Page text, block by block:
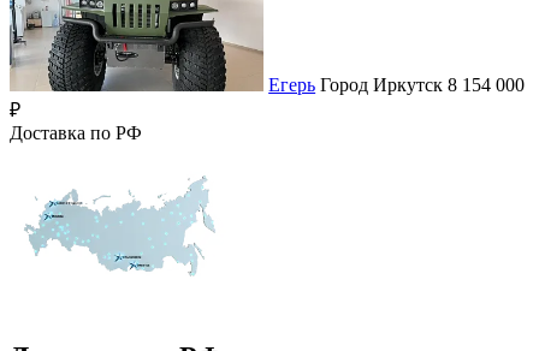
Егерь ГородИркутск 8 154 000
₽
Доставка по РФ